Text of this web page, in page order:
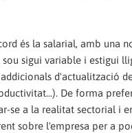
és la salarial, amb
sigui variable i estigui
d'actualització
De forma
se a la realitat sectorial i
sobre l'empresa per a